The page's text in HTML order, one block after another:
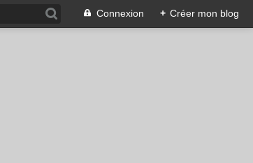
Connexion + Créer mon blog